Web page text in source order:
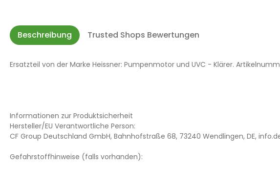
Beschreibung Trusted Shops Bewertungen
Ersatzteil von der Marke Heissner: Pumpenmotor und UVC - Klärer.
Informationen zur Produktsicherheit
Hersteller/EU Verantwortliche Person:
CF Group Deutschland GmbH, Bahnhofstraße 68, 73240 Wendlingen, DE,
Gefahrstoffhinweise (falls vorhanden):